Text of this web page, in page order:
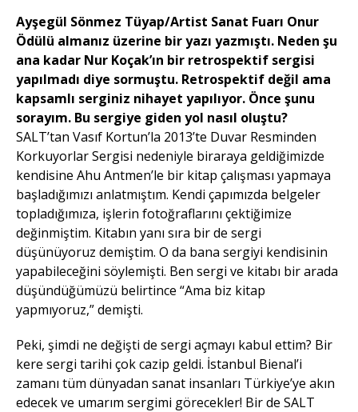
Ayşegül Sönmez Tüyap/Artist Sanat Fuarı Onur
Ödülü almanız üzerine bir yazı yazmıştı. Neden şu
ana kadar Nur Koçak’ın bir retrospektif sergisi
yapılmadı diye sormuştu. Retrospektif değil ama
kapsamlı serginiz nihayet yapılıyor. Önce şunu
sorayım. Bu sergiye giden yol nasıl oluştu?
SALT’tan Vasıf Kortun’la 2013’te Duvar Resminden
Korkuyorlar Sergisi nedeniyle biraraya geldiğimizde
kendisine Ahu Antmen’le bir kitap çalışması yapmaya
başladığımızı anlatmıştım. Kendi çapımızda belgeler
topladığımıza, işlerin fotoğraflarını çektiğimize
değinmiştim. Kitabın yanı sıra bir de sergi
düşünüyoruz demiştim. O da bana sergiyi kendisinin
yapabileceğini söylemişti. Ben sergi ve kitabı bir arada
düşündüğümüzü belirtince “Ama biz kitap
yapmıyoruz,” demişti.
Peki, şimdi ne değişti de sergi açmayı kabul ettim? Bir
kere sergi tarihi çok cazip geldi. İstanbul Bienal’i
zamanı tüm dünyadan sanat insanları Türkiye’ye akın
edecek ve umarım sergimi görecekler! Bir de SALT